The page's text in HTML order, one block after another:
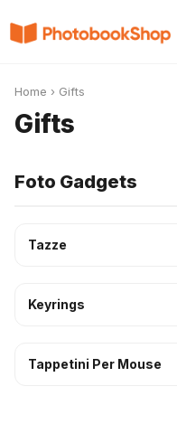
Search
Foto Gadgets
Home › Gifts
Gifts
Foto Gadgets
Tazze
Keyrings
Tappetini Per Mouse